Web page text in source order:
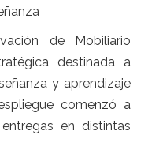
de Mobiliario
destinada a
y aprendizaje
comenzó a
en distintas